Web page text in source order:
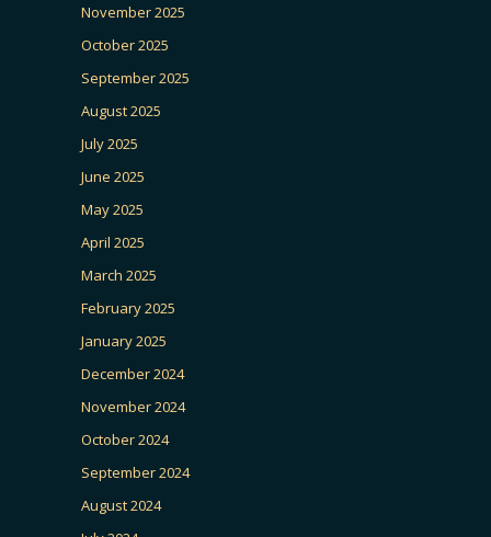
November 2025
October 2025
September 2025
August 2025
July 2025
June 2025
May 2025
April 2025
March 2025
February 2025
January 2025
December 2024
November 2024
October 2024
September 2024
August 2024